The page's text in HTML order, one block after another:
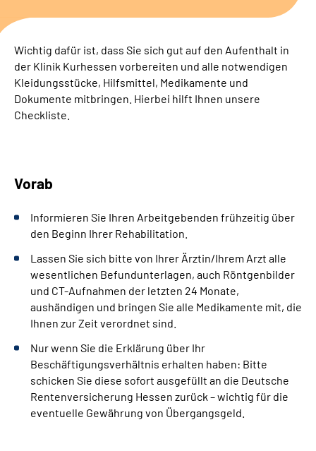
Sozialdienste & Zuweisende
Suche
Wichtig dafür ist, dass Sie sich gut auf den Aufenthalt in
der Klinik Kurhessen vorbereiten und alle notwendigen
Kleidungsstücke, Hilfsmittel, Medikamente und
Dokumente mitbringen. Hierbei hilft Ihnen unsere
Checkliste.
Vorab
Informieren Sie Ihren Arbeitgebenden frühzeitig über
den Beginn Ihrer Rehabilitation.
Lassen Sie sich bitte von Ihrer Ärztin/Ihrem Arzt alle
wesentlichen Befundunterlagen, auch Röntgenbilder
und CT-Aufnahmen der letzten 24 Monate,
aushändigen und bringen Sie alle Medikamente mit, die
Ihnen zur Zeit verordnet sind.
Nur wenn Sie die Erklärung über Ihr
Beschäftigungsverhältnis erhalten haben: Bitte
schicken Sie diese sofort ausgefüllt an die Deutsche
Rentenversicherung Hessen zurück – wichtig für die
eventuelle Gewährung von Übergangsgeld.